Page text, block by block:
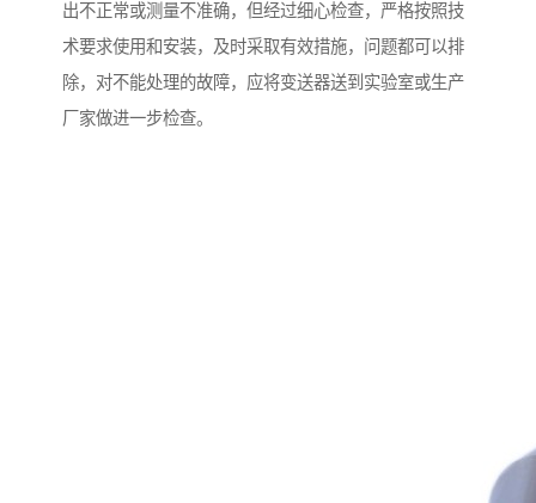
出不正常或测量不准确，但经过细心检查，严格按照技
术要求使用和安装，及时采取有效措施，问题都可以排
除，对不能处理的故障，应将变送器送到实验室或生产
厂家做进一步检查。